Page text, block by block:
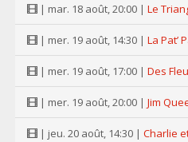
| mar. 18 août, 20:00 | Le
| mer. 19 août, 14:30 | La Pat’
| mer. 19 août, 17:00 | Des
| mer. 19 août, 20:00 | Jim
| jeu. 20 août, 14:30 | Charlie